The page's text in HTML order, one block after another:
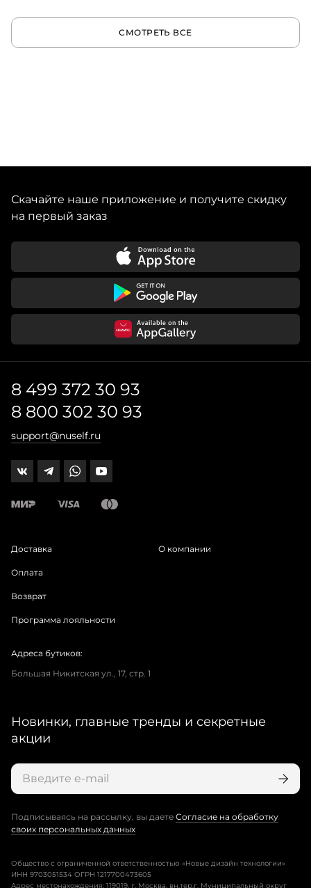
СМОТРЕТЬ ВСЕ
Скачайте наше приложение и получите скидку
на первый заказ
8 499 372 30 93
8 800 302 30 93
support@nuself.ru
Доставка
Оплата
Возврат
Программа лояльности
О компании
Адреса бутиков:
Большая Никитская ул., 17, стр. 1
Новинки, главные тренды и секретные
акции
Подписываясь на рассылку, вы даете Согласие на обработку
своих персональных данных
Общество с ограниченной ответственностью «Новые дизайн технологии»
ИНН 9703051534 ОГРН 1217700473605
Адрес местонахождения: 119019, г. Москва, вн.тер.г. Муниципальный округ